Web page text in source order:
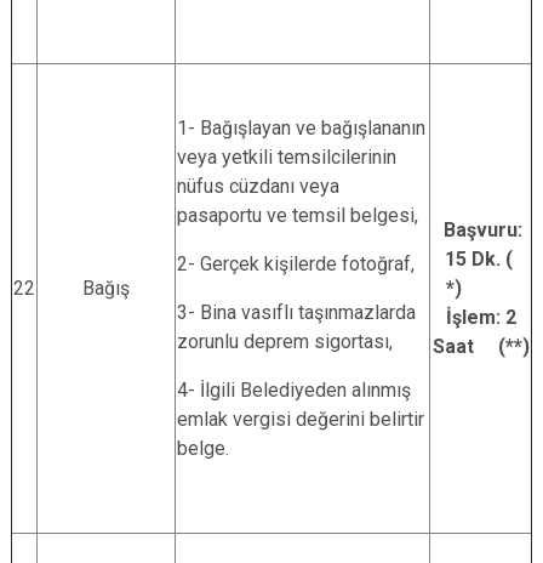
22 Bağış
1- Bağışlayan ve bağışlananın
veya yetkili temsilcilerinin
nüfus cüzdanı veya
pasaportu ve temsil belgesi,
2- Gerçek kişilerde fotoğraf,
3- Bina vasıflı taşınmazlarda
zorunlu deprem sigortası,
4- İlgili Belediyeden alınmış
emlak vergisi değerini belirtir
belge.
Başvuru:
15 Dk. (
*)
İşlem: 2
Saat (**)